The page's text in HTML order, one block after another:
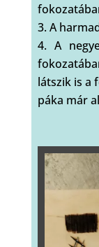
A
A
látszik is a
páka már